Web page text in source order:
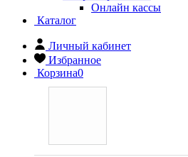
Онлайн кассы
Каталог
Личный кабинет
Избранное
Корзина0